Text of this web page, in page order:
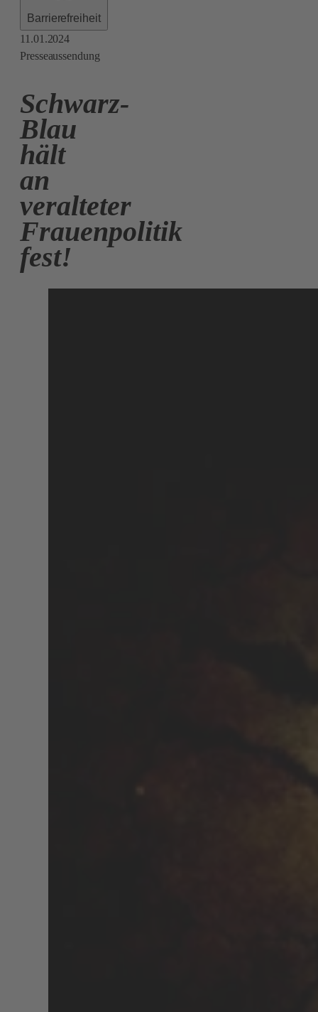
Barrierefreiheit
11.01.2024
Presseaussendung
Schwarz-
Blau
hält
an
veralteter
Frauenpolitik
fest!